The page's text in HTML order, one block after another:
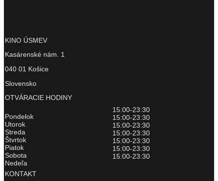
KINO ÚSMEV
Kasárenské nám. 1
040 01 Košice
Slovensko
OTVÁRACIE HODINY
Pondelok
Utorok
Streda
Štvrtok
Piatok
Sobota
Nedeľa
15:00-23:30
15:00-23:30
15:00-23:30
15:00-23:30
15:00-23:30
15:00-23:30
15:00-23:30
KONTAKT